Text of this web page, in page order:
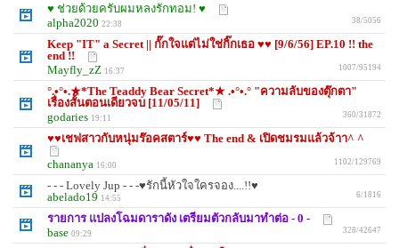
♥ ช่วยด้วยครับผมหลงรักทอม! ♥
alpha2020 22:38 38/5056
Keep "IT" a Secret || กั๊กใจแต่ไม่ใช่กิ๊กเธอ ♥♥ [9/6/56] EP.10 !! the
end !!
Mayfly_zZ 16:37 1007/95194
°.•°•.★*The Teaddy Bear Secret*★ .•°•.° "ความลับของตุ๊กตา"
เรื่องสั้นตอนเดียวจบ [11/05/11]
godaries 19:11 360/31872
♥♥เชฟสาวกับหนุ่มร๊อคสตาร์♥♥ The end & เปิดชมรมแล้วจ้าา^ ^
chananya 16:00 1102/129769
- - - Lovely Jup - - -♥รักนี้หัวใจใครจอง....!!♥
abelado19 14:55 6/1816
รายการ แปลงโฉมดาราดัง เตรียมตัวกลับมาทำต่อ - 0 -
base 09:29 328/42647